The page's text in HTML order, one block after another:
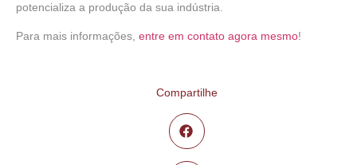
potencializa a produção da sua indústria.
Para mais informações, entre em contato agora mesmo!
Compartilhe